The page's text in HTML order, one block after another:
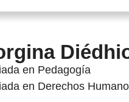
en Pedagogía
en Derechos